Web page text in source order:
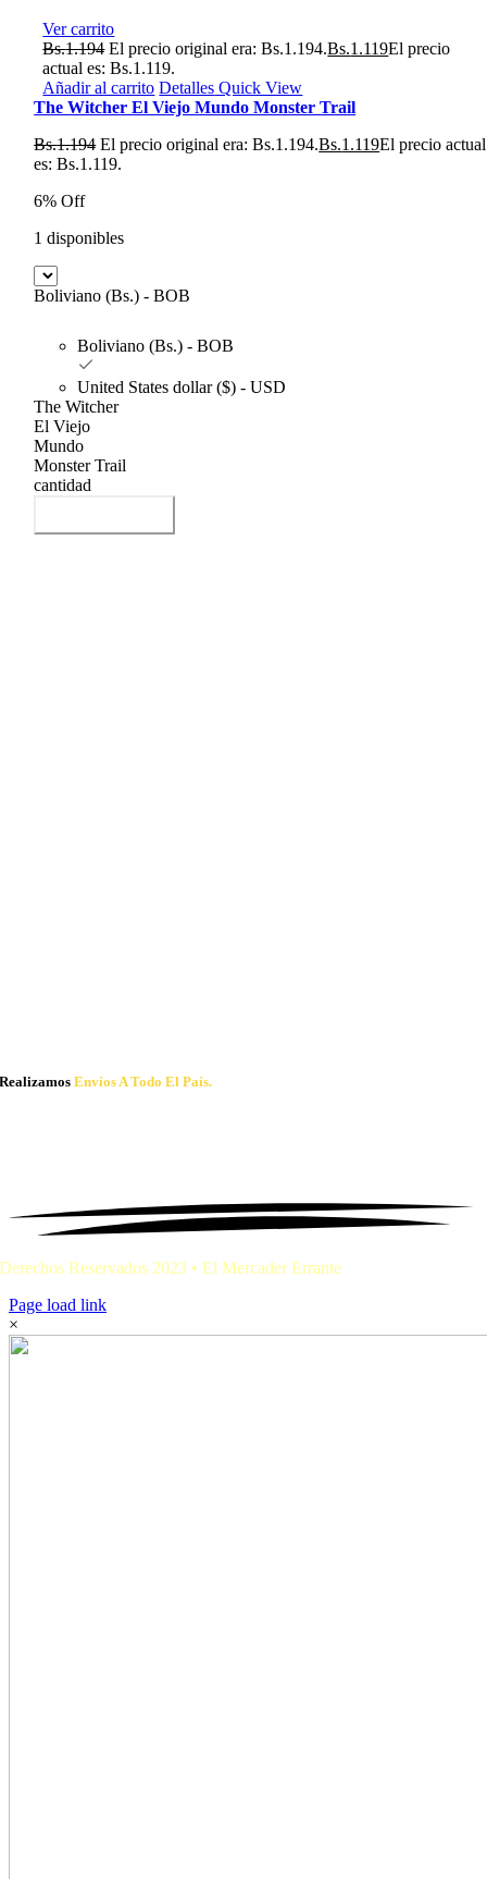
Ver carrito
Bs.1.194 El precio original era: Bs.1.194.Bs.1.119El precio
actual es: Bs.1.119.
Añadir al carrito Detalles Quick View
The Witcher El Viejo Mundo Monster Trail
Bs.1.194 El precio original era: Bs.1.194.Bs.1.119El precio actual
es: Bs.1.119.
6% Off
1 disponibles
Boliviano (Bs.) - BOB
Boliviano (Bs.) - BOB
United States dollar ($) - USD
The Witcher
El Viejo
Mundo
Monster Trail
cantidad
RealizamosEnvíos A Todo El País.
Derechos Reservados 2023 • El Mercader Errante
Page load link
×